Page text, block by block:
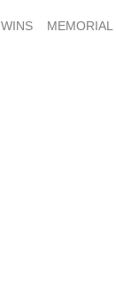
WINS MEMORIAL